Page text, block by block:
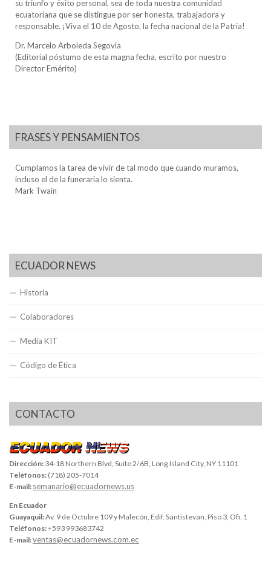
su triunfo y éxito personal, sea de toda nuestra comunidad
ecuatoriana que se distingue por ser honesta, trabajadora y
responsable. ¡Viva el 10 de Agosto, la fecha nacional de la Patria!
Dr. Marcelo Arboleda Segovia
(Editorial póstumo de esta magna fecha, escrito por nuestro
Director Emérito)
FRASES Y PENSAMIENTOS
Cumplamos la tarea de vivir de tal modo que cuando muramos,
incluso el de la funeraria lo sienta.
Mark Twain
ECUADOR NEWS
Historia
Colaboradores
Media KIT
Código de Ética
CONTACTO
Dirección: 34-18 Northern Blvd, Suite 2/6B, Long Island City, NY 11101
Teléfonos: (718) 205-7014
E-mail: semanario@ecuadornews.us
En Ecuador
Guayaquil:Av. 9 de Octubre 109 y Malecón, Edif. Santistevan, Piso 3, Ofi. 1
Teléfonos:+593 993683742
E-mail:ventas@ecuadornews.com.ec